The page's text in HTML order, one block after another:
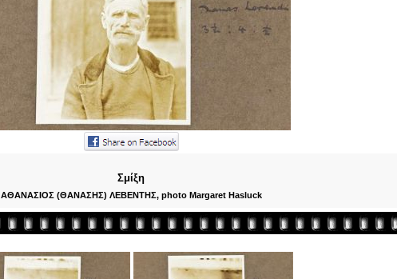
Σμίξη
ΑΘΑΝΑΣΙΟΣ (ΘΑΝΑΣΗΣ) ΛΕΒΕΝΤΗΣ, photo Margaret Hasluck